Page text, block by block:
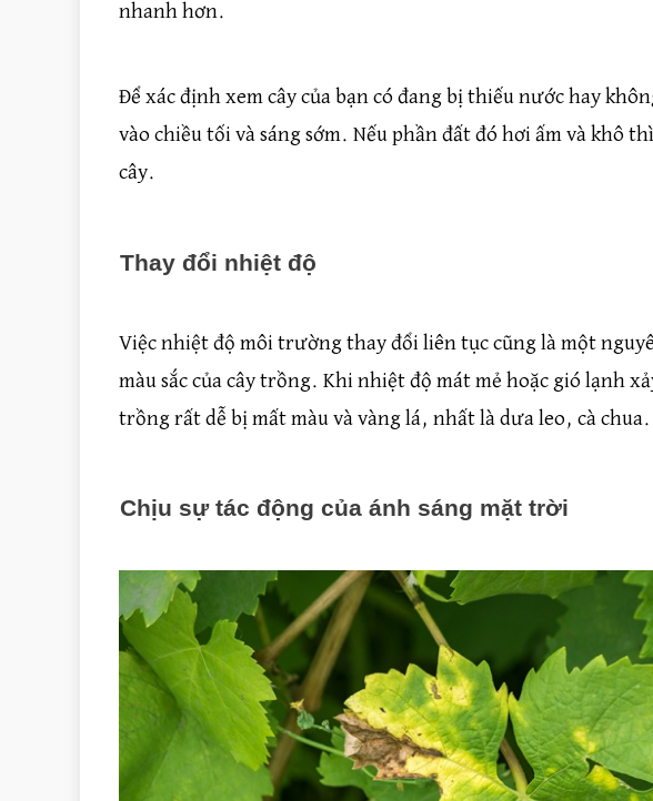
nhanh hơn.
Để xác định xem cây của bạn có đang bị thiếu nước hay
vào chiều tối và sáng sớm. Nếu phần đất đó hơi ấm và khô
cây.
Thay đổi nhiệt độ
Việc nhiệt độ môi trường thay đổi liên tục cũng là một
màu sắc của cây trồng. Khi nhiệt độ mát mẻ hoặc gió lạnh
trồng rất dễ bị mất màu và vàng lá, nhất là dưa leo, cà chua.
Chịu sự tác động của ánh sáng mặt trời